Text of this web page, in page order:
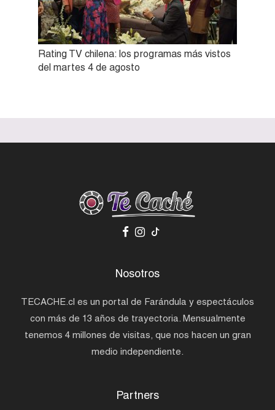
Rating TV chilena: los programas más vistos
del martes 4 de agosto
Nosotros
TECACHE.cl es un portal de Farándula y espectáculos
con más de 13 años de trayectoria. Mensualmente
tenemos 4 millones de visitas, que nos hacen un gran
medio independiente.
Partners